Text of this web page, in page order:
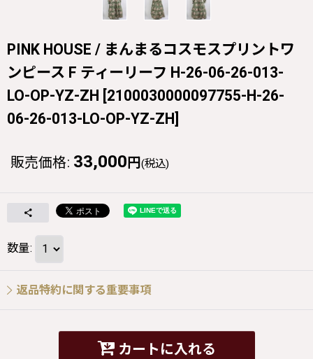
PINK HOUSE / まんまるコスモスプリントワ
ンピース F ティーリーフ H-26-06-26-013-
LO-OP-YZ-ZH [2100030000097755-H-26-
06-26-013-LO-OP-YZ-ZH]
販売価格: 33,000 円 (税込)
数量:
返品特約に関する重要事項
カートに入れる